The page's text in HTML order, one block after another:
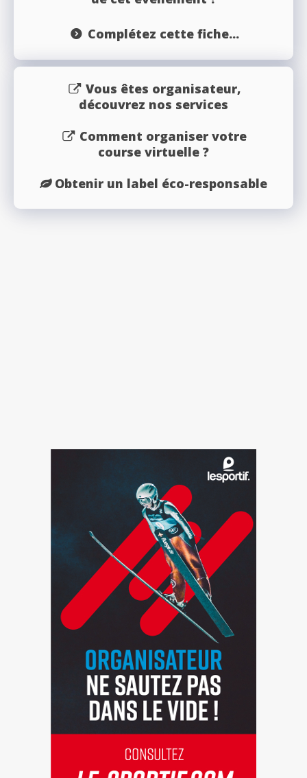
Complétez cette fiche...
Vous êtes organisateur,
découvrez nos services
Comment organiser votre
course virtuelle ?
Obtenir un label éco-responsable